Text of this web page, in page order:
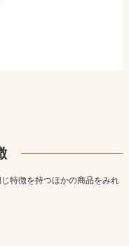
特徴を持つほかの商品をみれ